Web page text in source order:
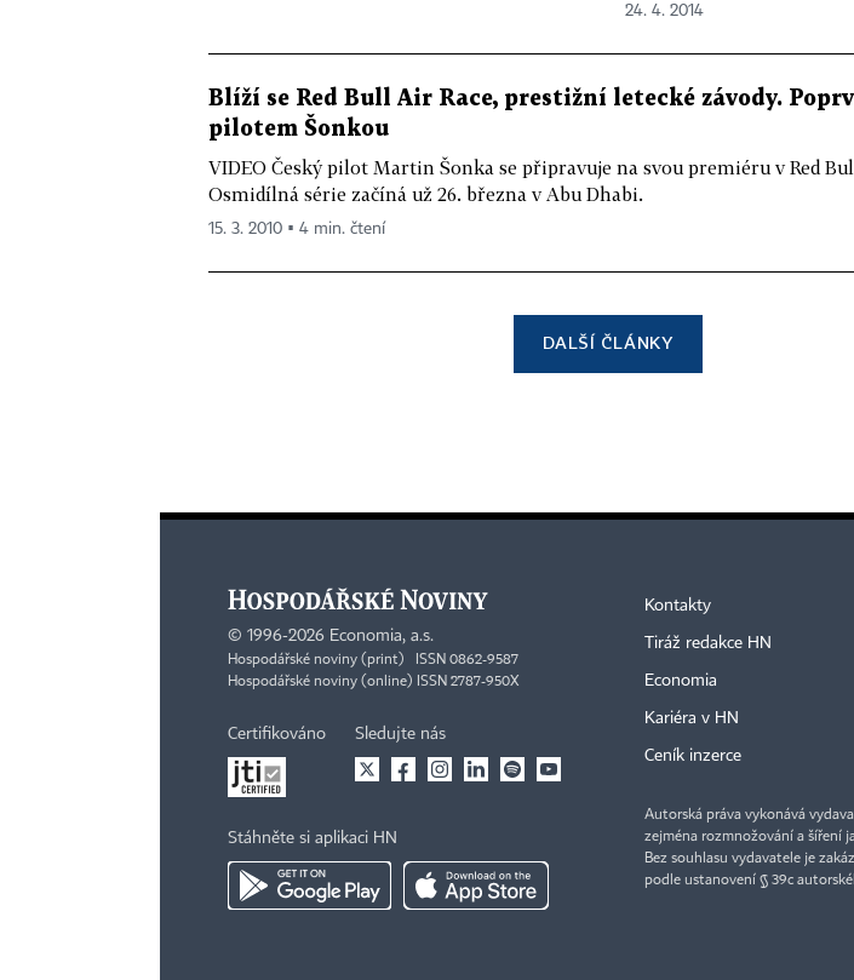
24. 4. 2014
Blíží se Red Bull Air Race, prestižní letecké závody.
pilotem Šonkou
VIDEO Český pilot Martin Šonka se připravuje na svou premiéru v Red
Osmidílná série začíná už 26. března v Abu Dhabi.
15. 3. 2010 ▪ 4 min. čtení
DALŠÍ ČLÁNKY
© 1996-2026 Economia, a.s.
Hospodářské noviny (print) ISSN 0862-9587
Hospodářské noviny (online) ISSN 2787-950X
Certifikováno Sledujte nás
Stáhněte si aplikaci HN
Kontakty
Tiráž redakce HN
Economia
Kariéra v HN
Ceník inzerce
Autorská práva vykonává
zejména rozmnožování a šíření
Bez souhlasu vydavatele je
podle ustanovení § 39c